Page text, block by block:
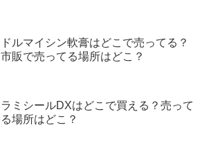
ドルマイシン軟膏はどこで売ってる？
市販で売ってる場所はどこ？
ラミシールDXはどこで買える？売って
る場所はどこ？